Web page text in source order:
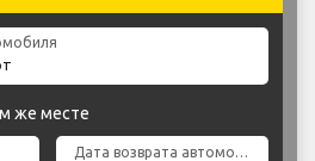
же месте
Дата возврата автомобиля